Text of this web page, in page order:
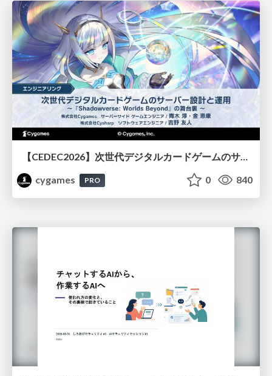
cygames
PRO 0 840